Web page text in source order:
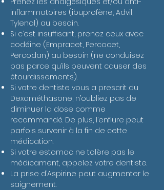
inflammatoires (ibuprofène, Advil,
Tylenol) au besoin.
Si c’est insuffisant, prenez ceux avec
codéine (Empracet, Percocet,
Percodan) au besoin (ne conduisez
pas parce qu’ils peuvent causer des
étourdissements).
Si votre dentiste vous a prescrit du
Dexaméthasone, n’oubliez pas de
diminuer la dose comme
recommandé. De plus, l’enflure peut
parfois survenir à la fin de cette
médication.
Si votre estomac ne tolère pas le
médicament, appelez votre dentiste.
La prise d’Aspirine peut augmenter le
saignement.